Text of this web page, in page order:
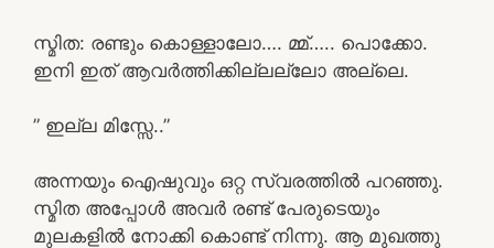
സ്മിത: രണ്ടും കൊള്ളാലോ…. മ്മ്….. പൊക്കോ.
ഇനി ഇത് ആവർത്തിക്കില്ലല്ലോ അല്ലെ.
” ഇല്ല മിസ്സേ..”
അന്നയും ഐഷുവും ഒറ്റ സ്വരത്തിൽ പറഞ്ഞു.
സ്മിത അപ്പോൾ അവർ രണ്ട് പേരുടെയും
മുലകളിൽ നോക്കി കൊണ്ട് നിന്നു. ആ മുഖത്തു